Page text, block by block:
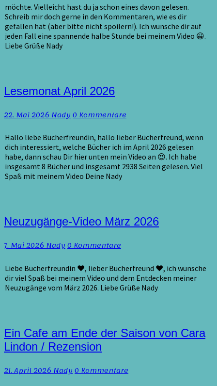
möchte. Vielleicht hast du ja schon eines davon gelesen.
Schreib mir doch gerne in den Kommentaren, wie es dir
gefallen hat (aber bitte nicht spoilern!). Ich wünsche dir auf
jeden Fall eine spannende halbe Stunde bei meinem Video 😀.
Liebe Grüße Nady
Lesemonat
April
Lesemonat April 2026
22. Mai 2026NadyKommentare
0 Kommentare
Hallo liebe Bücherfreundin, hallo lieber Bücherfreund, wenn
dich interessiert, welche Bücher ich im April 2026 gelesen
habe, dann schau Dir hier unten mein Video an 😍. Ich habe
insgesamt 8 Bücher und insgesamt 2938 Seiten gelesen. Viel
Spaß mit meinem Video Deine Nady
Neuzugänge-
Video
2026
Neuzugänge-Video März 2026
7. Mai 2026NadyKommentare
0 Kommentare
Liebe Bücherfreundin ♥, lieber Bücherfreund ♥, ich wünsche
dir viel Spaß bei meinem Video und dem Entdecken meiner
Neuzugänge vom März 2026. Liebe Grüße Nady
Ein
Cafe
am
der
Ein Cafe am Ende der Saison von Cara
Lindon / Rezension
21. April 2026NadyKommentare
0 Kommentare